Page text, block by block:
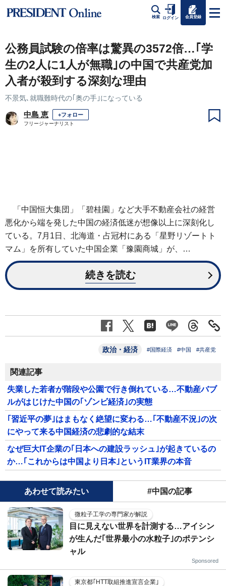
検索 ログイン 会員登録
公務員試験の倍率は驚異の3572倍…｢学
生の2人に1人が無職｣の中国で共産党加
入者が殺到する深刻な理由
不景気､就職難時代の｢奥の手｣になっている
中島 恵 +フォロー
フリージャーナリスト
「中国恒大集団」「碧桂園」など大手不動産会社の経営
悪化から端を発した中国の経済低迷が想像以上に深刻化し
ている。7月1日、北海道・占冠村にある「星野リゾートト
マム」を所有していた中国企業「豫園商城」が、…
続きを読む
政治・経済 #国際経済 #中国 #共産党
関連記事
失業した若者が階段や公園で行き倒れている…不動産バブ
ルがはじけた中国の｢ゾンビ経済｣の実態
｢習近平の夢｣はまもなく絶望に変わる…｢不動産不況｣の次
にやって来る中国経済の悲劇的な結末
なぜ巨大IT企業の｢日本への建設ラッシュ｣が起きているの
か…｢これからは中国より日本｣というIT業界の本音
あわせて読みたい #中国の記事
微粒子工学の専門家が解説
目に見えない世界を計測する…アイシン
が生んだ｢世界最小の水粒子｣のポテンシ
ャル
Sponsored
東京都｢HTT取組推進宣言企業｣